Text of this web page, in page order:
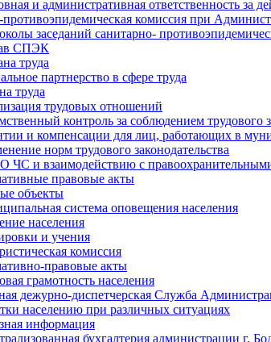
и административная ответственность за
комиссия при
заседаний санитарно-
СПЭК
труда
партнерство в сфере труда
труда
трудовых отношений
контроль за соблюдением трудового
и компенсации для лиц, работающих в
норм трудового законодательства
ЧС и взаимодействию с
правовые акты
объекты
система оповещения населения
населения
и учения
комиссия
правовые акты
грамотность населения
дежурно-диспетчерская Служба
населению при различных ситуациях
информация
бухгалтерия администрации г.